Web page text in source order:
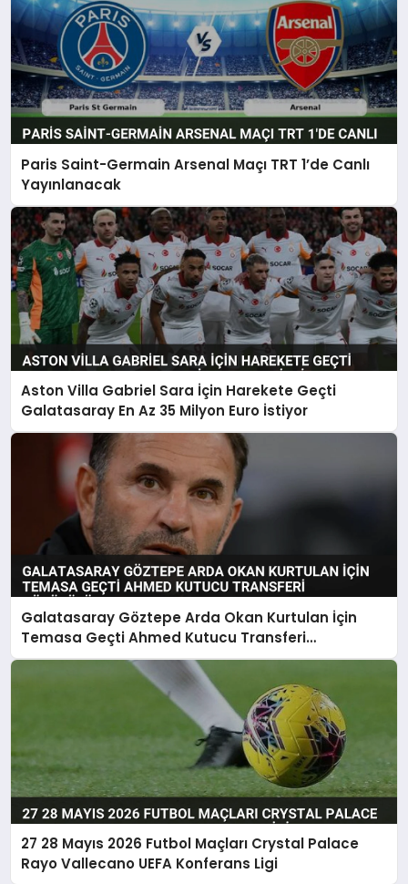
Paris Saint-Germain Arsenal Maçı TRT 1’de Canlı
Yayınlanacak
Aston Villa Gabriel Sara İçin Harekete Geçti
Galatasaray En Az 35 Milyon Euro İstiyor
Galatasaray Göztepe Arda Okan Kurtulan İçin
Temasa Geçti Ahmed Kutucu Transferi
Görüşülüyor
27 28 Mayıs 2026 Futbol Maçları Crystal Palace
Rayo Vallecano UEFA Konferans Ligi